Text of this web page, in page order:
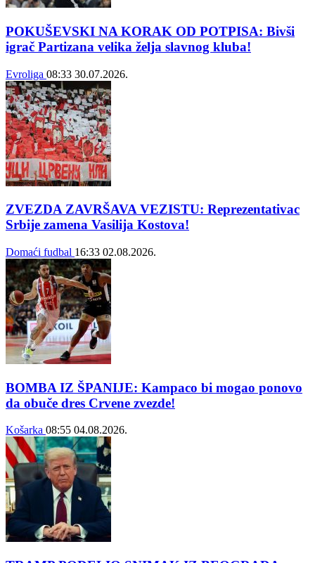
POKUŠEVSKI NA KORAK OD POTPISA: Bivši
igrač Partizana velika želja slavnog kluba!
Evroliga 08:33 30.07.2026.
ZVEZDA ZAVRŠAVA VEZISTU: Reprezentativac
Srbije zamena Vasilija Kostova!
Domaći fudbal 16:33 02.08.2026.
BOMBA IZ ŠPANIJE: Kampaco bi mogao ponovo
da obuče dres Crvene zvezde!
Košarka 08:55 04.08.2026.